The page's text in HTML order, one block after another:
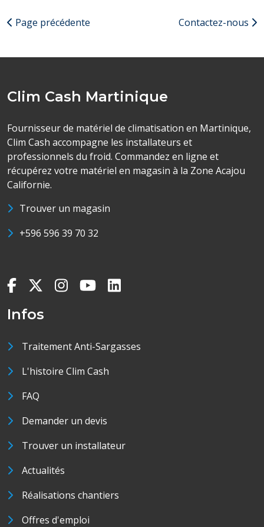
Page précédente Contactez-nous
Clim Cash Martinique
Fournisseur de matériel de climatisation en Martinique,
Clim Cash accompagne les installateurs et
professionnels du froid. Commandez en ligne et
récupérez votre matériel en magasin à la Zone Acajou
Californie.
Trouver un magasin
+596 596 39 70 32
Infos
Traitement Anti-Sargasses
L'histoire Clim Cash
FAQ
Demander un devis
Trouver un installateur
Actualités
Réalisations chantiers
Offres d'emploi